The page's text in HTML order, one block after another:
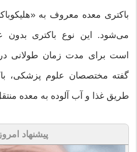
باکتری معده معروف به
می‌شود. این نوع باکتری بدون
است برای مدت زمان طولانی در
گفته مختصصان علوم پزشکی،
طریق غذا و آب آلوده به معده
پیشنهاد امروز